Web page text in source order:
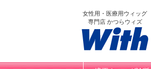
女性用・医療用ウィッグ
専門店 かつらウィズ